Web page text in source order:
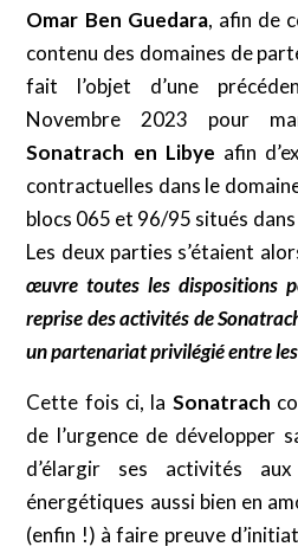
Omar Ben Guedara, afin de
contenu des domaines de
fait l’objet d’une
Novembre 2023 pour
Sonatrach en Libye afin
contractuelles dans le
blocs 065 et 96/95 situés dans
Les deux parties s’étaient
œuvre toutes les dispositions
reprise des activités de
un partenariat privilégié entre
Cette fois ci, la Sonatrach
de l’urgence de développer
d’élargir ses activités
énergétiques aussi bien en
(enfin !) à faire preuve